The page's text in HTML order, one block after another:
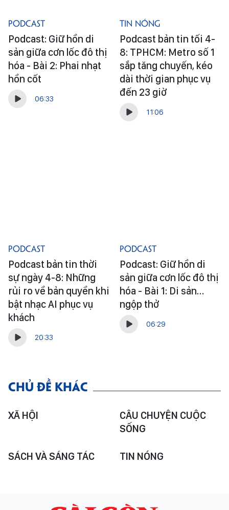
Podcast
Podcast: Giữ hồn di
sản giữa cơn lốc đô thị
hóa - Bài 2: Phai nhạt
hồn cốt
06:33
Tin Nóng
Podcast bản tin tối 4-
8: TPHCM: Metro số 1
sắp tăng chuyến, kéo
dài thời gian phục vụ
đến 23 giờ
11:06
Podcast
Podcast bản tin thời
sự ngày 4-8: Những
rủi ro về bản quyền khi
bật nhạc AI phục vụ
khách
20:33
Podcast
Podcast: Giữ hồn di
sản giữa cơn lốc đô thị
hóa - Bài 1: Di sản…
ngộp thở
06:29
CHỦ ĐỀ KHÁC
XÃ HỘI
CÂU CHUYỆN CUỘC
SỐNG
SÁCH VÀ SÁNG TÁC TIN NÓNG